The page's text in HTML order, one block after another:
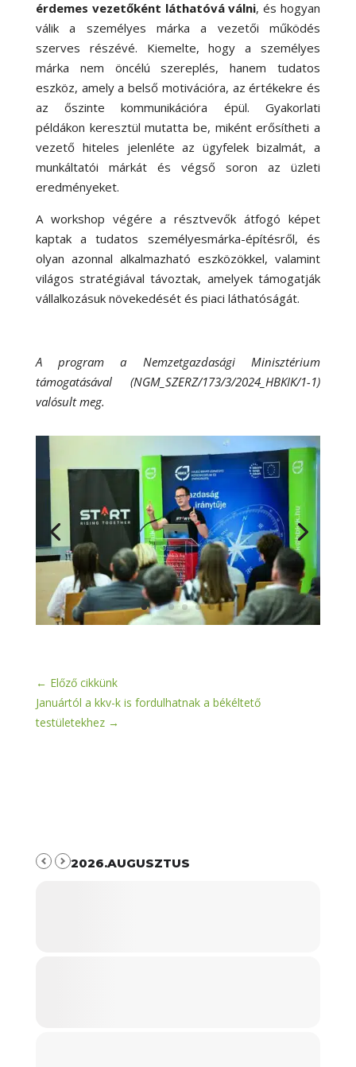
érdemes vezetőként láthatóvá válni, és hogyan
válik a személyes márka a vezetői működés
szerves részévé. Kiemelte, hogy a személyes
márka nem öncélú szereplés, hanem tudatos
eszköz, amely a belső motivációra, az értékekre és
az őszinte kommunikációra épül. Gyakorlati
példákon keresztül mutatta be, miként erősítheti a
vezető hiteles jelenléte az ügyfelek bizalmát, a
munkáltatói márkát és végső soron az üzleti
eredményeket.
A workshop végére a résztvevők átfogó képet
kaptak a tudatos személyesmárka-építésről, és
olyan azonnal alkalmazható eszközökkel, valamint
világos stratégiával távoztak, amelyek támogatják
vállalkozásuk növekedését és piaci láthatóságát.
A program a Nemzetgazdasági Minisztérium
támogatásával (NGM_SZERZ/173/3/2024_HBKIK/1-1)
valósult meg.
← Előző cikkünk
Januártól a kkv-k is fordulhatnak a békéltető
testületekhez→
2026.AUGUSZTUS